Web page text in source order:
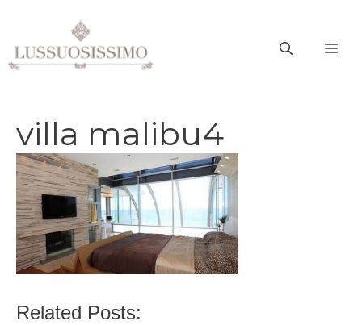
contenuto
villa malibu4
Related Posts: